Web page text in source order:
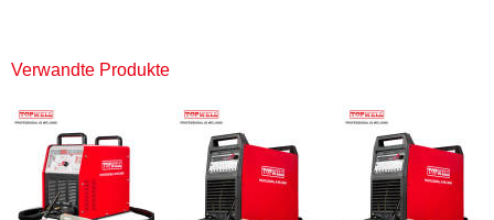
Verwandte Produkte